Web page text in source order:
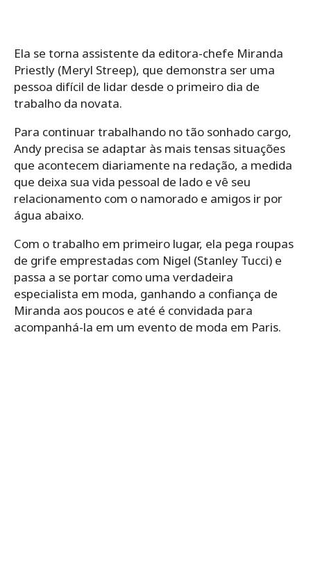
Ela se torna assistente da editora-chefe Miranda
Priestly (Meryl Streep), que demonstra ser uma
pessoa difícil de lidar desde o primeiro dia de
trabalho da novata.
Para continuar trabalhando no tão sonhado cargo,
Andy precisa se adaptar às mais tensas situações
que acontecem diariamente na redação, a medida
que deixa sua vida pessoal de lado e vê seu
relacionamento com o namorado e amigos ir por
água abaixo.
Com o trabalho em primeiro lugar, ela pega roupas
de grife emprestadas com Nigel (Stanley Tucci) e
passa a se portar como uma verdadeira
especialista em moda, ganhando a confiança de
Miranda aos poucos e até é convidada para
acompanhá-la em um evento de moda em Paris.